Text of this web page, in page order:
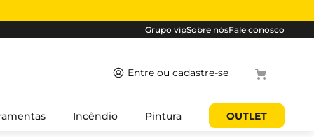
Grupo vipSobre nósFale conosco
Incêndio Pintura OUTLET